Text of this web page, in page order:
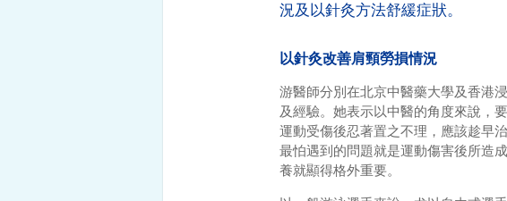
況及以針灸方法舒緩症狀。
以針灸改善肩頸勞損情況
游醫師分別在北京中醫藥大學及香港
及經驗。她表示以中醫的角度來說，
運動受傷後忍著置之不理，應該趁早
最怕遇到的問題就是運動傷害後所造
養就顯得格外重要。